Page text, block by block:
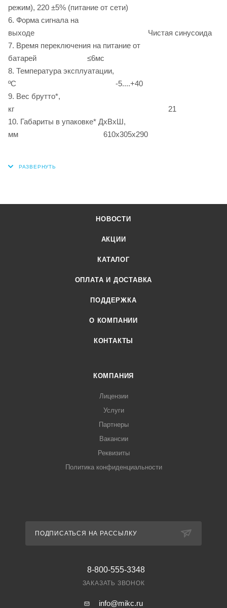
режим), 220 ±5% (питание от сети)
6. Форма сигнала на
выходе Чистая синусоида
7. Время переключения на питание от
батарей ≤6мс
8. Температура эксплуатации,
ºС -5....+40
9. Вес брутто*,
кг 21
10. Габариты в упаковке* ДxВхШ,
мм 610x305x290
НОВОСТИ
АКЦИИ
КАТАЛОГ
ОПЛАТА И ДОСТАВКА
ПОДДЕРЖКА
О КОМПАНИИ
КОНТАКТЫ
КОМПАНИЯ
Лицензии
Услуги
Партнеры
Вакансии
Реквизиты
Политика конфиденциальности
ПОДПИСАТЬСЯ НА РАССЫЛКУ
8-800-555-3348
ЗАКАЗАТЬ ЗВОНОК
info@mikc.ru